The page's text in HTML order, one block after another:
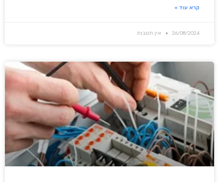
קרא עוד »
26/08/2024 אין תגובות